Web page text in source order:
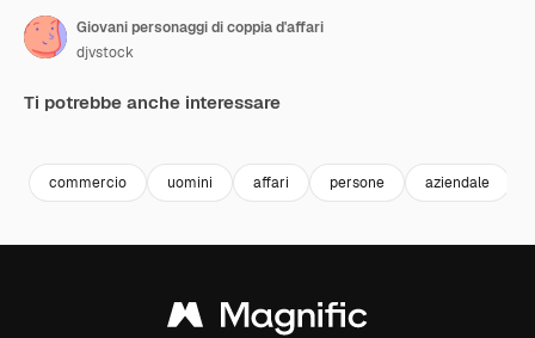
Giovani personaggi di coppia d'affari
djvstock
Ti potrebbe anche interessare
commercio uomini affari persone aziendale